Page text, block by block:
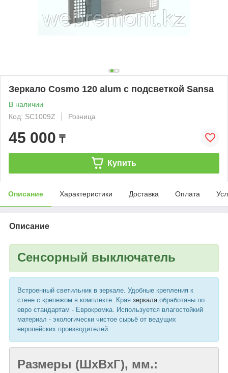
Зеркало Cosmo 120 alum с подсветкой Sansa
В наличии
Код: SC1009Z
Розница
45 000 ₸
Купить
Описание Характеристики Доставка Оплата
Описание
Сенсорный выключатель
Встроенный светильник в зеркале. Удобные крепления к
стене с крепежом в комплекте. Края зеркала обработаны по
евро стандартам - Еврокромка. Используется влагостойкий
материал - экологически чистое сырьё от ведущих
европейских производителей.
Размеры (ШхВхГ), мм.: